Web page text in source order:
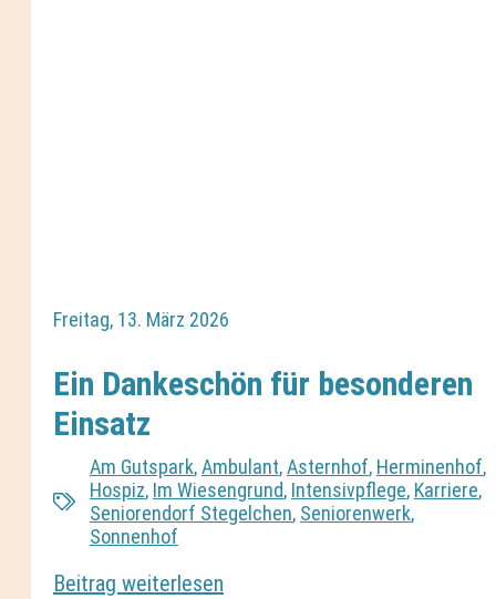
Freitag, 13. März 2026
Ein Dankeschön für besonderen
Einsatz
Am Gutspark,Ambulant,Asternhof, Herminenhof,
Hospiz, Im Wiesengrund, Intensivpflege, Karriere,
Seniorendorf Stegelchen, Seniorenwerk,
Sonnenhof
Beitrag weiterlesen